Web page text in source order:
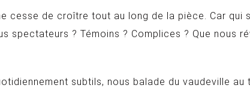
cesse de croître tout au long de la pièce. Car
spectateurs ? Témoins ? Complices ? Que nous
subtils, nous balade du vaudeville